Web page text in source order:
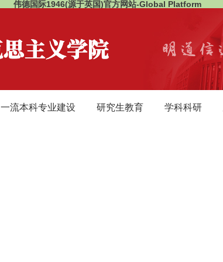
伟德国际1946(源于英国)官方网站-Global Platform
一流本科专业建设 研究生教育 学科科研